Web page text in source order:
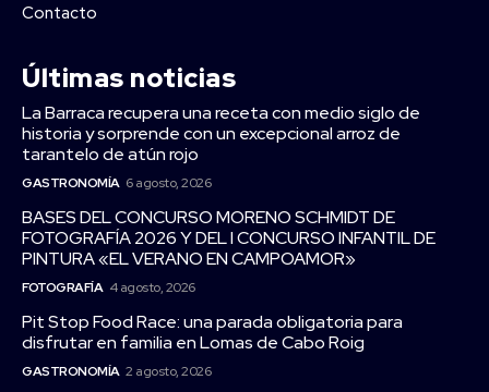
Contacto
Últimas noticias
La Barraca recupera una receta con medio siglo de
historia y sorprende con un excepcional arroz de
tarantelo de atún rojo
GASTRONOMÍA 6 agosto, 2026
BASES DEL CONCURSO MORENO SCHMIDT DE
FOTOGRAFÍA 2026 Y DEL I CONCURSO INFANTIL DE
PINTURA «EL VERANO EN CAMPOAMOR»
FOTOGRAFÍA 4 agosto, 2026
Pit Stop Food Race: una parada obligatoria para
disfrutar en familia en Lomas de Cabo Roig
GASTRONOMÍA 2 agosto, 2026